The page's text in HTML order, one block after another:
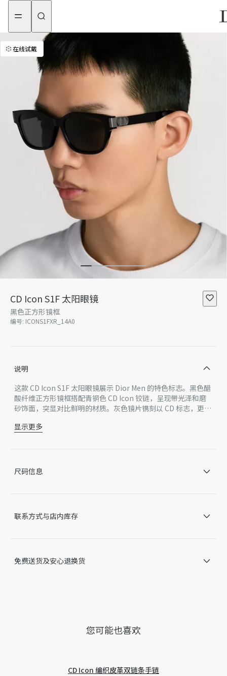
aria_goToMenu
aria_goToContent
在线试戴
CD Icon S1F 太阳眼镜
黑色正方形镜框
编号: ICONS1FXR_14A0
说明
这款 CD Icon S1F 太阳眼镜展示 Dior Men 的特色标志。黑色醋
酸纤维正方形镜框搭配青铜色 CD Icon 铰链，呈现带光泽和磨
砂饰面，突显对比鲜明的材质。灰色镜片镌刻以 CD 标志，更是
黑色醋酸纤维镜框
青铜色 CD Icon 铰链
UVA/UVB 防护
在色差、尺码误差、成分含量误差或其他细节误差，网站展示的
显示更多
尺码信息
联系方式与店内库存
免费送货及安心退换货
您可能也喜欢
CD Icon 编织皮革双链条手链